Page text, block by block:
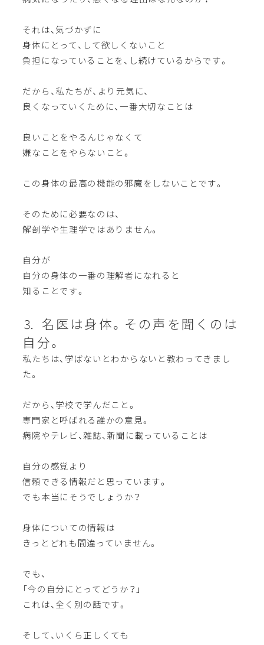
それは、気づかずに
身体にとって、して欲しくないこと
負担になっていることを、し続けているからです。
だから、私たちが、より元気に、
良くなっていくために、一番大切なことは
良いことをやるんじゃなくて
嫌なことをやらないこと。
この身体の最高の機能の邪魔をしないことです。
そのために必要なのは、
解剖学や生理学ではありません。
自分が
自分の身体の一番の理解者になれると
知ることです。
⒊ 名医は身体。その声を聞くのは
自分。
私たちは、学ばないとわからないと教わってきまし
た。
だから、学校で学んだこと。
専門家と呼ばれる誰かの意見。
病院やテレビ、雑誌、新聞に載っていることは
自分の感覚より
信頼できる情報だと思っています。
でも本当にそうでしょうか？
身体についての情報は
きっとどれも間違っていません。
でも、
「今の自分にとってどうか？」
これは、全く別の話です。
そして、いくら正しくても